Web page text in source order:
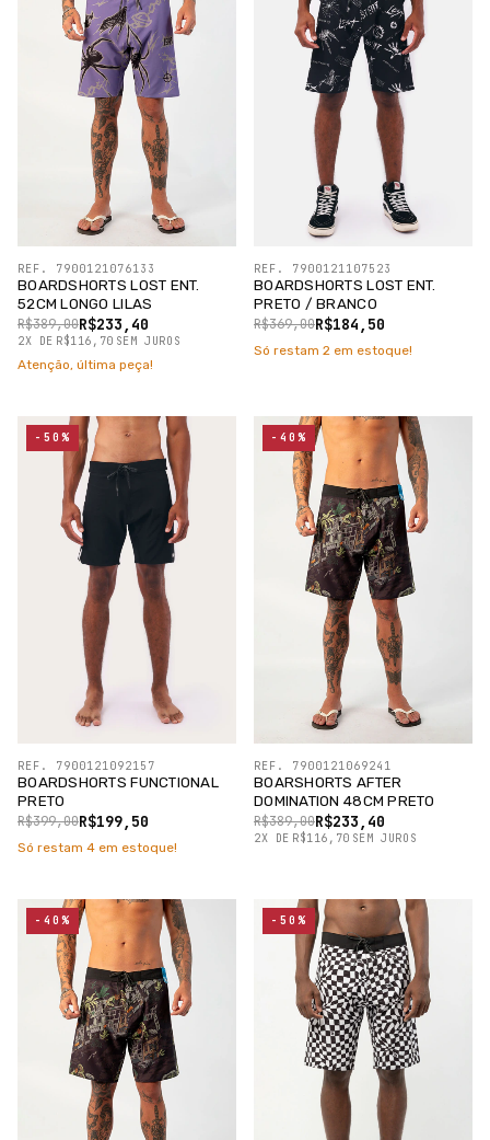
BOARDSHORTS LOST ENT.
52CM LONGO LILAS
R$233,40
R$389,00
2X DE R$116,70 SEM JUROS
REF. 7900121076133
Atenção, última peça!
BOARDSHORTS LOST ENT.
PRETO / BRANCO
R$184,50
R$369,00
REF. 7900121107523
Só restam 2 em estoque!
BOARDSHORTS FUNCTIONAL
PRETO
R$199,50
R$399,00
REF. 7900121092157
-50%
Só restam 4 em estoque!
BOARSHORTS AFTER
DOMINATION 48CM PRETO
R$233,40
R$389,00
2X DE R$116,70 SEM JUROS
REF. 7900121069241
-40%
-40% -50%